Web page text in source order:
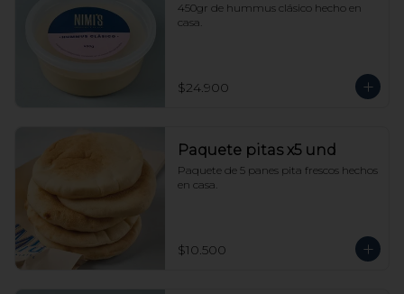
450gr de hummus clásico hecho en
casa.
$24.900
Paquete pitas x5 und
Paquete de 5 panes pita frescos hechos
en casa.
$10.500